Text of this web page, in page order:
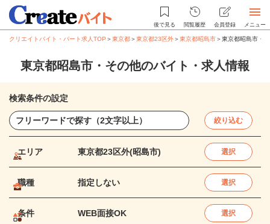
後で見る 閲覧履歴 会員登録 メニュー
クリエイトバイト・パート求人TOP ＞東京都＞東京都23区外＞東京都昭島市＞東京都昭島市・
東京都昭島市・その他のバイト・求人情報
検索条件の設定
絞り込む
エリア 東京都23区外(昭島市) 選択
職種 指定しない 選択
条件 WEB面接OK 選択